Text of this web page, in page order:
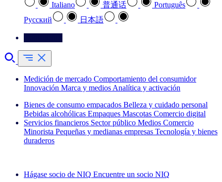
Italiano
普通话
Português
Pусский
日本語
Medición de mercado Comportamiento del consumidor
Innovación Marca y medios Analítica y activación
Bienes de consumo empacados Belleza y cuidado personal
Bebidas alcohólicas Empaques Mascotas Comercio digital
Servicios financieros Sector público Medios Comercio
Minorista Pequeñas y medianas empresas Tecnología y bienes
duraderos
Hágase socio de NIQ Encuentre un socio NIQ